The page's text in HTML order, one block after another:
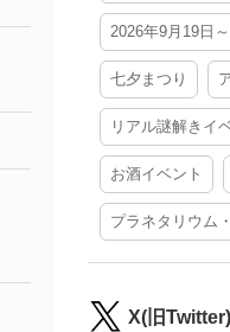
2026年9月19日
七夕まつり
リアル謎解きイ
お酒イベント
プラネタリウム
X(旧